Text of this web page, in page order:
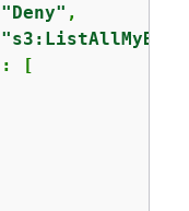
"Deny" ,
: [